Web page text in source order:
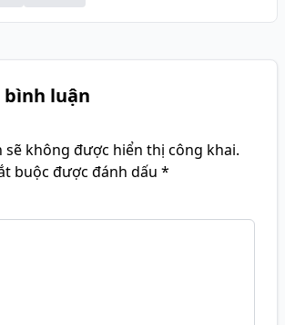
luận
sẽ không được hiển thị công khai.
buộc được đánh dấu *